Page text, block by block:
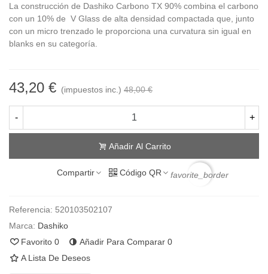
La construcción de Dashiko Carbono TX 90% combina el carbono
con un 10% de V Glass de alta densidad compactada que, junto
con un micro trenzado le proporciona una curvatura sin igual en
blanks en su categoría.
43,20 € (impuestos inc.) 48,00 €
- +
Añadir Al Carrito
Compartir Código QR favorite_border
Referencia: 520103502107
Marca: Dashiko
Favorito 0 Añadir Para Comparar 0
A Lista De Deseos